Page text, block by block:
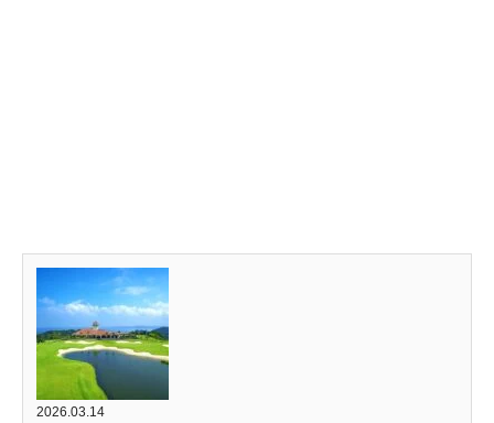
2026.03.14